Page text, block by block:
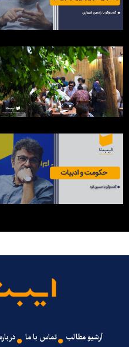
آرشیو مطالب تماس با ما